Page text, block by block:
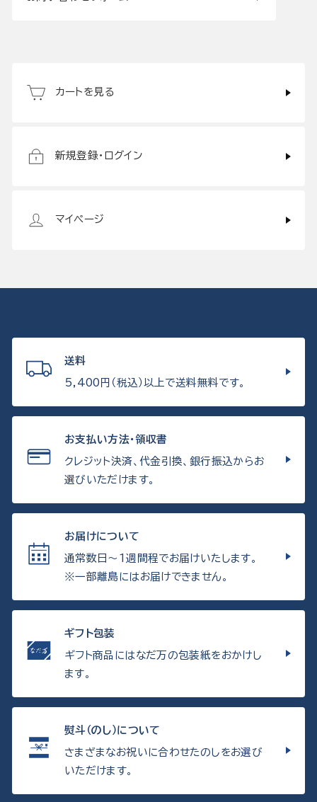
カートを見る
新規登録・ログイン
マイページ
送料
5,400円（税込）以上で送料無料です。
お支払い方法・領収書
クレジット決済、代金引換、銀行振込からお
選びいただけます。
お届けについて
通常数日〜1週間程でお届けいたします。
※一部離島にはお届けできません。
ギフト包装
ギフト商品にはなだ万の包装紙をおかけし
ます。
熨斗（のし）について
さまざまなお祝いに合わせたのしをお選び
いただけます。